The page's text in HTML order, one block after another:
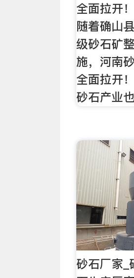
全面拉开
随着确山
级砂石矿
施，河南
全面拉开
砂石产业
砂石厂家_